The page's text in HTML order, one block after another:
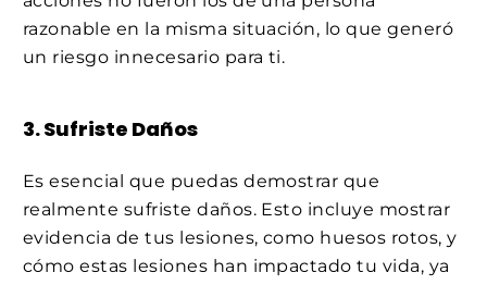
razonable en la misma situación, lo que generó
un riesgo innecesario para ti.
3. Sufriste Daños
Es esencial que puedas demostrar que
realmente sufriste daños. Esto incluye mostrar
evidencia de tus lesiones, como huesos rotos, y
cómo estas lesiones han impactado tu vida, ya